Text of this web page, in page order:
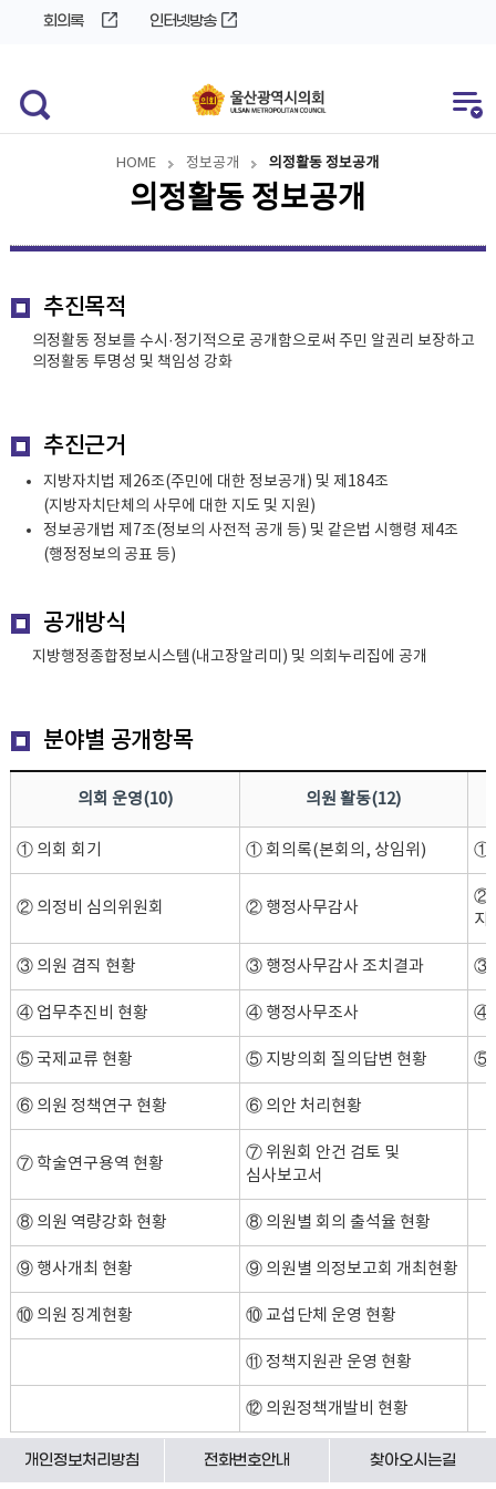
회의록 인터넷방송
HOME 정보공개 의정활동 정보공개
의정활동 정보공개
추진목적
의정활동 정보를 수시·정기적으로 공개함으로써 주민 알권리 보장하고
의정활동 투명성 및 책임성 강화
추진근거
지방자치법 제26조(주민에 대한 정보공개) 및 제184조
(지방자치단체의 사무에 대한 지도 및 지원)
정보공개법 제7조(정보의 사전적 공개 등) 및 같은법 시행령 제4조
(행정정보의 공표 등)
공개방식
지방행정종합정보시스템(내고장알리미) 및 의회누리집에 공개
분야별 공개항목
의회 운영(10) 의원 활동(12)
① 의회 회기 ① 회의록(본회의, 상임위) ①
② 의정비 심의위원회 ② 행정사무감사
②
지
③ 의원 겸직 현황 ③ 행정사무감사 조치결과 ③
④ 업무추진비 현황 ④ 행정사무조사 ④
⑤ 국제교류 현황 ⑤ 지방의회 질의답변 현황 ⑤
⑥ 의원 정책연구 현황 ⑥ 의안 처리현황
⑦ 학술연구용역 현황
⑦ 위원회 안건 검토 및
심사보고서
⑧ 의원 역량강화 현황 ⑧ 의원별 회의 출석율 현황
⑨ 행사개최 현황 ⑨ 의원별 의정보고회 개최현황
⑩ 의원 징계현황 ⑩ 교섭단체 운영 현황
⑪ 정책지원관 운영 현황
⑫ 의원정책개발비 현황
개인정보처리방침 전화번호안내 찾아오시는길